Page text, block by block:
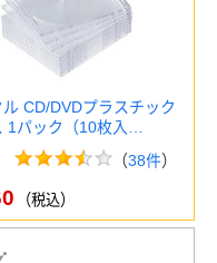
ル CD/DVDプラスチック
1パック（10枚入…
（38件）
（税込）